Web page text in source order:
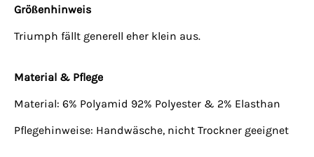
Größenhinweis
Triumph fällt generell eher klein aus.
Material & Pflege
Material: 6% Polyamid 92% Polyester & 2% Elasthan
Pflegehinweise: Handwäsche, nicht Trockner geeignet